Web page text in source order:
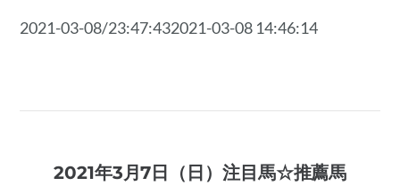
2021-03-08/23:47:432021-03-08 14:46:14
2021年3月7日（日）注目馬☆推薦馬